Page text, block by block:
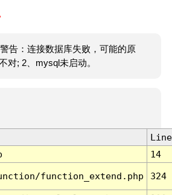
告：连接数据库失败，可能的原
对; 2、mysql未启动。
Line
14
function_extend.php 324